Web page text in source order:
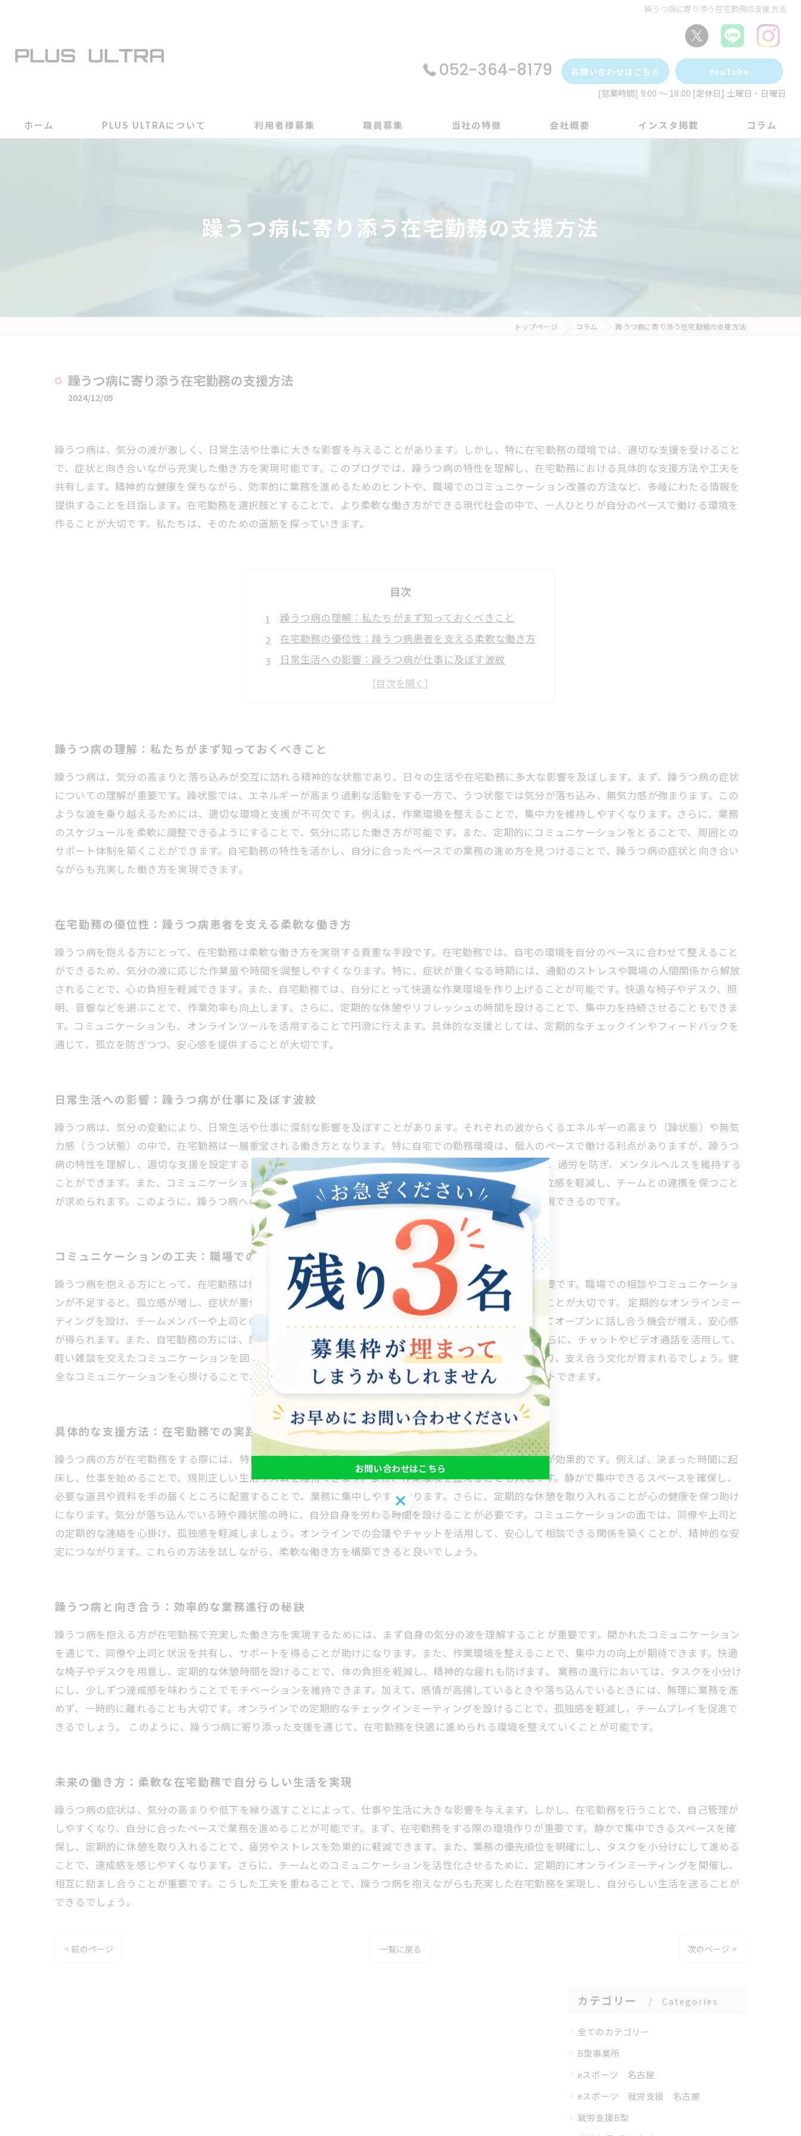
躁うつ病に寄り添う在宅勤務の支援方法
052-364-8179 お問い合わせはこちら
YouTube
[営業時間] 9:00 ～ 18:00 [定休日] 土曜日・日曜日
ホーム PLUS ULTRAについて 利用者様募集 職員募集 当社の特徴
動画編集
会社概要 インスタ掲載 コラム
躁うつ病に寄り添う在宅勤務の支援方法
トップページ コラム 躁うつ病に寄り添う在宅勤務の支援方法
躁うつ病に寄り添う在宅勤務の支援方法
2024/12/05
躁うつ病は、気分の波が激しく、日常生活や仕事に大きな影響を与えることがあります。しかし、特に在宅勤務の環境では、適切な支援を受けること
で、症状と向き合いながら充実した働き方を実現可能です。このブログでは、躁うつ病の特性を理解し、在宅勤務における具体的な支援方法や工夫を
共有します。精神的な健康を保ちながら、効率的に業務を進めるためのヒントや、職場でのコミュニケーション改善の方法など、多岐にわたる情報を
提供することを目指します。在宅勤務を選択肢とすることで、より柔軟な働き方ができる現代社会の中で、一人ひとりが自分のペースで働ける環境を
作ることが大切です。私たちは、そのための道筋を探っていきます。
目次
躁うつ病の理解：私たちがまず知っておくべきこと
在宅勤務の優位性：躁うつ病患者を支える柔軟な働き方
日常生活への影響：躁うつ病が仕事に及ぼす波紋
コミュニケーションの工夫：職場での支援が生む安心感
未来の働き方：柔軟な在宅勤務で自分らしい生活を実現
躁うつ病の理解：私たちがまず知っておくべきこと
躁うつ病は、気分の高まりと落ち込みが交互に訪れる精神的な状態であり、日々の生活や在宅勤務に多大な影響を及ぼします。まず、躁うつ病の症状
についての理解が重要です。躁状態では、エネルギーが高まり過剰な活動をする一方で、うつ状態では気分が落ち込み、無気力感が強まります。この
ような波を乗り越えるためには、適切な環境と支援が不可欠です。例えば、作業環境を整えることで、集中力を維持しやすくなります。さらに、業務
のスケジュールを柔軟に調整できるようにすることで、気分に応じた働き方が可能です。また、定期的にコミュニケーションをとることで、周囲との
サポート体制を築くことができます。自宅勤務の特性を活かし、自分に合ったペースでの業務の進め方を見つけることで、躁うつ病の症状と向き合い
ながらも充実した働き方を実現できます。
在宅勤務の優位性：躁うつ病患者を支える柔軟な働き方
躁うつ病を抱える方にとって、在宅勤務は柔軟な働き方を実現する貴重な手段です。在宅勤務では、自宅の環境を自分のペースに合わせて整えること
ができるため、気分の波に応じた作業量や時間を調整しやすくなります。特に、症状が重くなる時期には、通勤のストレスや職場の人間関係から解放
されることで、心の負担を軽減できます。また、自宅勤務では、自分にとって快適な作業環境を作り上げることが可能です。快適な椅子やデスク、照
明、音響などを選ぶことで、作業効率も向上します。さらに、定期的な休憩やリフレッシュの時間を設けることで、集中力を持続させることもできま
す。コミュニケーションも、オンラインツールを活用することで円滑に行えます。具体的な支援としては、定期的なチェックインやフィードバックを
通じて、孤立を防ぎつつ、安心感を提供することが大切です。
日常生活への影響：躁うつ病が仕事に及ぼす波紋
躁うつ病は、気分の変動により、日常生活や仕事に深刻な影響を及ぼすことがあります。それぞれの波からくるエネルギーの高まり（躁状態）や無気
力感（うつ状態）の中で、在宅勤務は一層重宝される働き方となります。特に自宅での勤務環境は、個人のペースで働ける利点がありますが、躁うつ
病の特性を理解し、適切な支援を設定することが不可欠です。 たとえば、定期的な休憩を取り入れることで、過労を防ぎ、メンタルヘルスを維持する
ことができます。また、コミュニケーションの工夫も重要です。ビデオ会議やチャットツールを活用し、孤立感を軽減し、チームとの連携を保つこと
が求められます。このように、躁うつ病への理解を深め、環境を整えることで、より充実した在宅勤務が実現できるのです。
コミュニケーションの工夫：職場での支援が生む安心感
躁うつ病を抱える方にとって、在宅勤務は働きやすい環境を提供しますが、コミュニケーションの工夫が必要です。職場での相談やコミュニケーショ
ンが不足すると、孤立感が増し、症状が悪化することがあります。だからこそ、職場での支援体制を整えることが大切です。 定期的なオンラインミー
ティングを設け、チームメンバーや上司との交流の場を作りましょう。このことで、メンタルヘルスについてオープンに話し合う機会が増え、安心感
が得られます。また、自宅勤務の方には、業務に関するフィードバックをこまめに行うことが重要です。 さらに、チャットやビデオ通話を活用して、
軽い雑談を交えたコミュニケーションを図ることも効果的です。これにより、従業員同士のつながりが強まり、支え合う文化が育まれるでしょう。健
全なコミュニケーションを心掛けることで、躁うつ病と向き合う環境を整え、より充実した働き方をサポートできます。
具体的な支援方法：在宅勤務での実践例とヒント
躁うつ病の方が在宅勤務をする際には、特に配慮と支援が重要です。まず、日々のルーチンを設定することが効果的です。例えば、決まった時間に起
床し、仕事を始めることで、規則正しい生活リズムを維持できます。また、作業環境を整えることも大切です。静かで集中できるスペースを確保し、
必要な道具や資料を手の届くところに配置することで、業務に集中しやすくなります。さらに、定期的な休憩を取り入れることが心の健康を保つ助け
になります。気分が落ち込んでいる時や躁状態の時に、自分自身を労わる時間を設けることが必要です。コミュニケーションの面では、同僚や上司と
の定期的な連絡を心掛け、孤独感を軽減しましょう。オンラインでの会議やチャットを活用して、安心して相談できる関係を築くことが、精神的な安
定につながります。これらの方法を試しながら、柔軟な働き方を構築できると良いでしょう。
躁うつ病と向き合う：効率的な業務進行の秘訣
躁うつ病を抱える方が在宅勤務で充実した働き方を実現するためには、まず自身の気分の波を理解することが重要です。開かれたコミュニケーション
を通じて、同僚や上司と状況を共有し、サポートを得ることが助けになります。また、作業環境を整えることで、集中力の向上が期待できます。快適
な椅子やデスクを用意し、定期的な休憩時間を設けることで、体の負担を軽減し、精神的な疲れも防げます。 業務の進行においては、タスクを小分け
にし、少しずつ達成感を味わうことでモチベーションを維持できます。加えて、感情が高揚しているときや落ち込んでいるときには、無理に業務を進
めず、一時的に離れることも大切です。オンラインでの定期的なチェックインミーティングを設けることで、孤独感を軽減し、チームプレイを促進で
きるでしょう。 このように、躁うつ病に寄り添った支援を通じて、在宅勤務を快適に進められる環境を整えていくことが可能です。
未来の働き方：柔軟な在宅勤務で自分らしい生活を実現
躁うつ病の症状は、気分の高まりや低下を繰り返すことによって、仕事や生活に大きな影響を与えます。しかし、在宅勤務を行うことで、自己管理が
しやすくなり、自分に合ったペースで業務を進めることが可能です。まず、在宅勤務をする際の環境作りが重要です。静かで集中できるスペースを確
保し、定期的に休憩を取り入れることで、疲労やストレスを効果的に軽減できます。また、業務の優先順位を明確にし、タスクを小分けにして進める
ことで、達成感を感じやすくなります。さらに、チームとのコミュニケーションを活性化させるために、定期的にオンラインミーティングを開催し、
相互に励まし合うことが重要です。こうした工夫を重ねることで、躁うつ病を抱えながらも充実した在宅勤務を実現し、自分らしい生活を送ることが
できるでしょう。
< 前のページ 一覧に戻る 次のページ >
カテゴリー Categories
全てのカテゴリー
B型事業所
eスポーツ 名古屋
eスポーツ 就労支援 名古屋
就労支援B型
お問い合わせはこちら
お問い合わせはこちら